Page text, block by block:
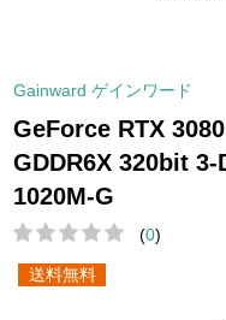
Gainward ゲインワード
GeForce RTX
GDDR6X 320bit
1020M-G
(0)
送料無料